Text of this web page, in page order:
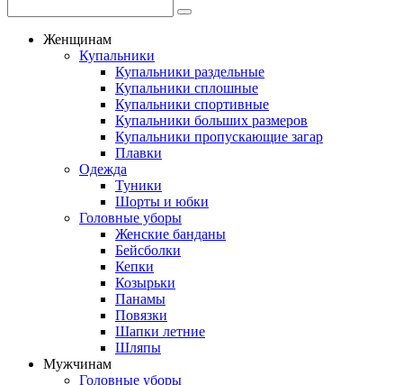
Женщинам
Купальники
Купальники раздельные
Купальники сплошные
Купальники спортивные
Купальники больших размеров
Купальники пропускающие загар
Плавки
Одежда
Туники
Шорты и юбки
Головные уборы
Женские банданы
Бейсболки
Кепки
Козырьки
Панамы
Повязки
Шапки летние
Шляпы
Мужчинам
Головные уборы